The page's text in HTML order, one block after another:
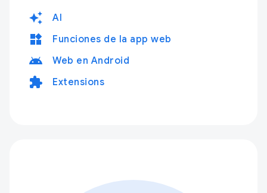
auto_awesome AI
widgets Funciones de la app web
android Web en Android
extension Extensions